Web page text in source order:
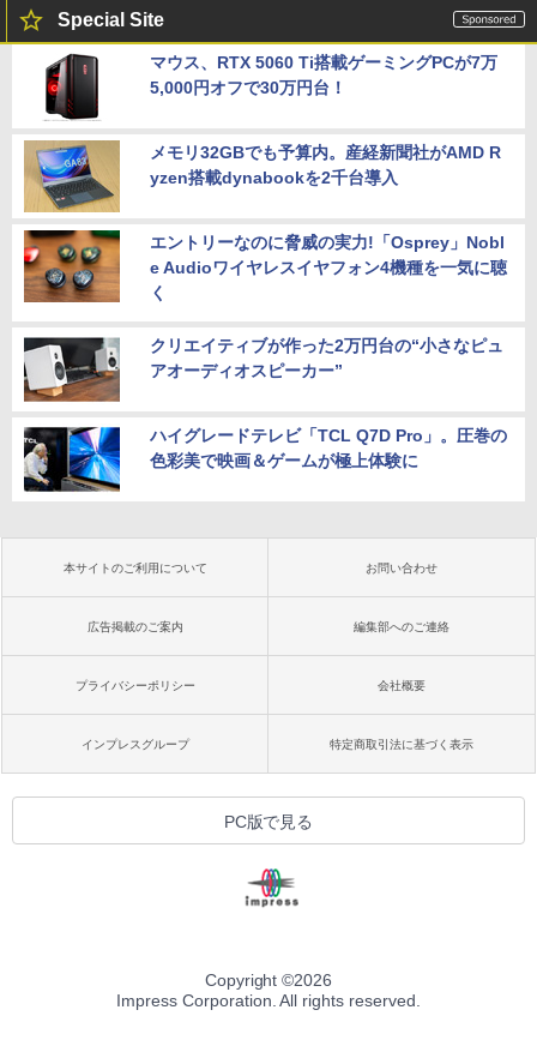
Special Site
マウス、RTX 5060 Ti搭載ゲーミングPCが7万
5,000円オフで30万円台！
メモリ32GBでも予算内。産経新聞社がAMD R
yzen搭載dynabookを2千台導入
エントリーなのに脅威の実力!「Osprey」Nobl
e Audioワイヤレスイヤフォン4機種を一気に聴
く
クリエイティブが作った2万円台の“小さなピュ
アオーディオスピーカー”
ハイグレードテレビ「TCL Q7D Pro」。圧巻の
色彩美で映画＆ゲームが極上体験に
本サイトのご利用について お問い合わせ
広告掲載のご案内 編集部へのご連絡
プライバシーポリシー 会社概要
インプレスグループ 特定商取引法に基づく表示
PC版で見る
Copyright ©2026
Impress Corporation. All rights reserved.